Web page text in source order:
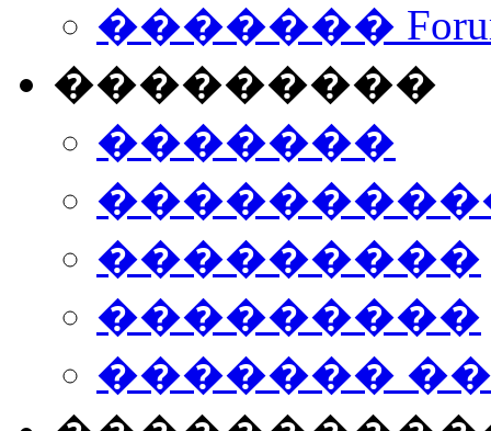
�������
���������
�������
���������
���������
�������